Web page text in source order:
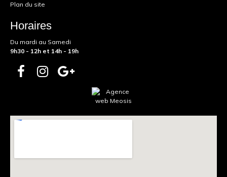
Plan du site
Horaires
Du mardi au Samedi
9h30 - 12h et 14h - 19h